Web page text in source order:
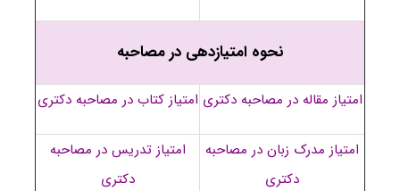
نحوه امتیازدهی در مصاحبه
امتیاز مقاله در مصاحبه دکتری امتیاز کتاب در مصاحبه دکتری
امتیاز مدرک زبان در مصاحبه
دکتری
امتیاز تدریس در مصاحبه
دکتری